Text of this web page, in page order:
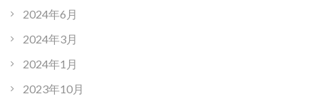
2024年6月
2024年3月
2024年1月
2023年10月